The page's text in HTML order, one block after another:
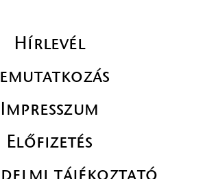
Hírlevél
Impresszum
Előfizetés
tájékoztató